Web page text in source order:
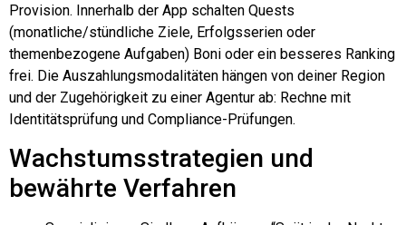
Provision. Innerhalb der App schalten Quests
(monatliche/stündliche Ziele, Erfolgsserien oder
themenbezogene Aufgaben) Boni oder ein besseres Ranking
frei. Die Auszahlungsmodalitäten hängen von deiner Region
und der Zugehörigkeit zu einer Agentur ab: Rechne mit
Identitätsprüfung und Compliance-Prüfungen.
Wachstumsstrategien und
bewährte Verfahren